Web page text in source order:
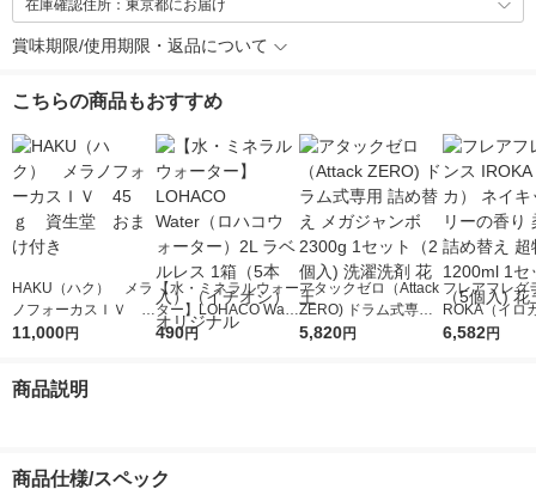
在庫確認住所：東京都にお届け
賞味期限/使用期限・返品について
こちらの商品もおすすめ
HAKU（ハク） メラ
ノフォーカスＩＶ 4
5ｇ 資生堂 おまけ
11,000円
【水・ミネラルウォー
ター】LOHACO Wate
r（ロハコウォータ
490円
アタックゼロ（Attack
ZERO) ドラム式専用
詰め替え メガジャン
5,820円
フレアフレグ
ROKA（イロ
イキッドリリ
6,582円
商品説明
商品仕様/スペック